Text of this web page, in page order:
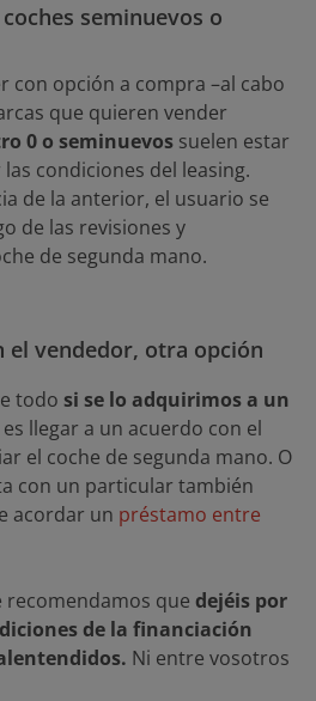
seminuevos o
con opción a compra –al cabo
que quieren vender
0 o seminuevos suelen estar
condiciones del leasing.
de la anterior, el usuario se
de las revisiones y
de segunda mano.
el vendedor, otra opción
todo si se lo adquirimos a un
es llegar a un acuerdo con el
el coche de segunda mano. O
con un particular también
acordar un préstamo entre
recomendamos que dejéis por
de la financiación
Ni entre vosotros